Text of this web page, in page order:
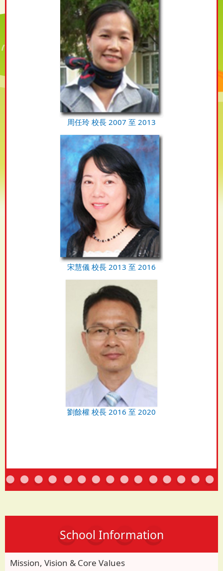
周任玲 校長 2007 至 2013
宋慧儀 校長 2013 至 2016
劉餘權 校長 2016 至 2020
School Information
Mission, Vision & Core Values